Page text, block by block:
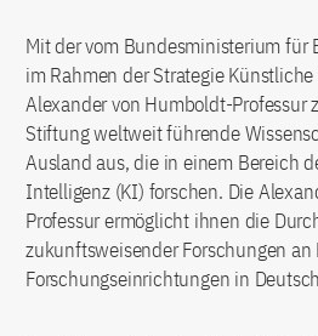
Mit der vom Bundesministerium für
im Rahmen der Strategie
Alexander von Humboldt-Professur
Stiftung weltweit führende
Ausland aus, die in einem Bereich
Intelligenz (KI) forschen. Die
Professur ermöglicht ihnen die
zukunftsweisender Forschungen
Forschungseinrichtungen in